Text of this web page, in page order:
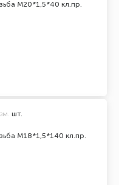
M20*1,5*40 кл.пр.
M18*1,5*140 кл.пр.
шт.